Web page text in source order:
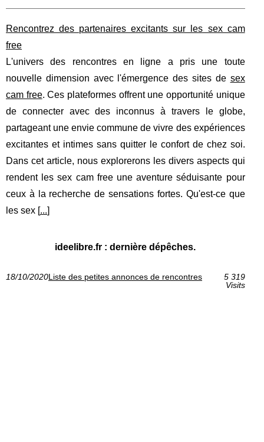
Rencontrez des partenaires excitants sur les sex cam
free
L'univers des rencontres en ligne a pris une toute
nouvelle dimension avec l'émergence des sites de sex
cam free. Ces plateformes offrent une opportunité unique
de connecter avec des inconnus à travers le globe,
partageant une envie commune de vivre des expériences
excitantes et intimes sans quitter le confort de chez soi.
Dans cet article, nous explorerons les divers aspects qui
rendent les sex cam free une aventure séduisante pour
ceux à la recherche de sensations fortes. Qu'est-ce que
les sex [...]
ideelibre.fr : dernière dépêches.
18/10/2020Liste des petites annonces de rencontres
5 319
Visits